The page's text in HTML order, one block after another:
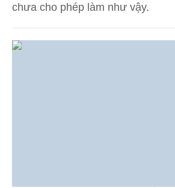
chưa cho phép làm như vậy.